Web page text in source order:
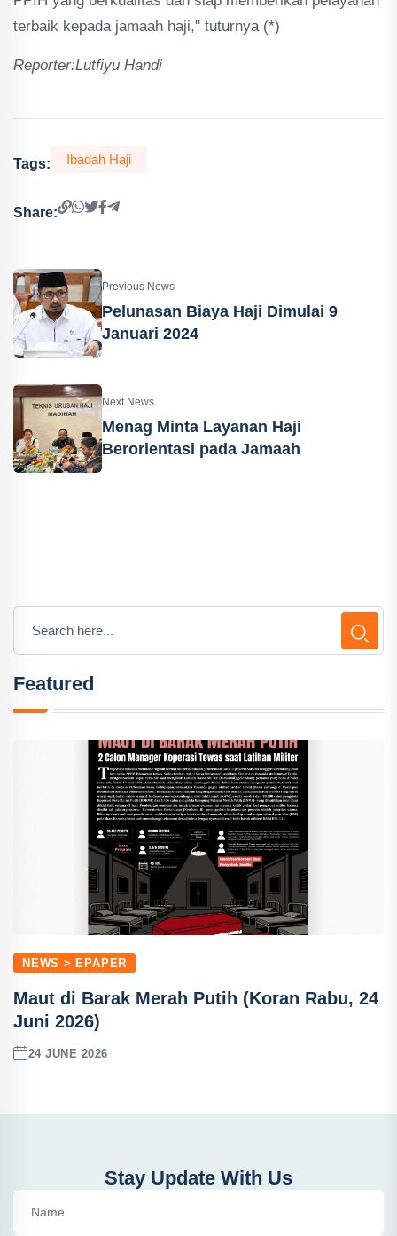
terbaik kepada jamaah haji," tuturnya (*)
Reporter:Lutfiyu Handi
Tags: Ibadah Haji
Share:
Previous News
Pelunasan Biaya Haji Dimulai 9
Januari 2024
Next News
Menag Minta Layanan Haji
Berorientasi pada Jamaah
Featured
NEWS > EPAPER
Maut di Barak Merah Putih (Koran Rabu, 24
Juni 2026)
24 JUNE 2026
Stay Update With Us